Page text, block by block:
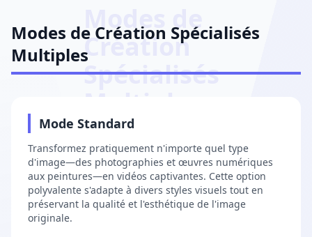
Modes de
Création
Spécialisés
Multiples
Modes de Création Spécialisés
Multiples
Mode Standard
Transformez pratiquement n'importe quel type
d'image—des photographies et œuvres numériques
aux peintures—en vidéos captivantes. Cette option
polyvalente s'adapte à divers styles visuels tout en
préservant la qualité et l'esthétique de l'image
originale.
MODÈLE D'IA RÉVOLUTIONNAIRE
🎬